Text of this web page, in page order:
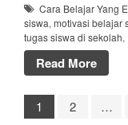
Cara Belajar Yang
siswa, motivasi belajar
tugas siswa di sekolah,
Read More
1 2 …